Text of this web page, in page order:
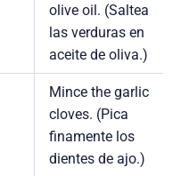
olive oil. (Saltea
las verduras en
aceite de oliva.)
Mince the garlic
cloves. (Pica
finamente los
dientes de ajo.)